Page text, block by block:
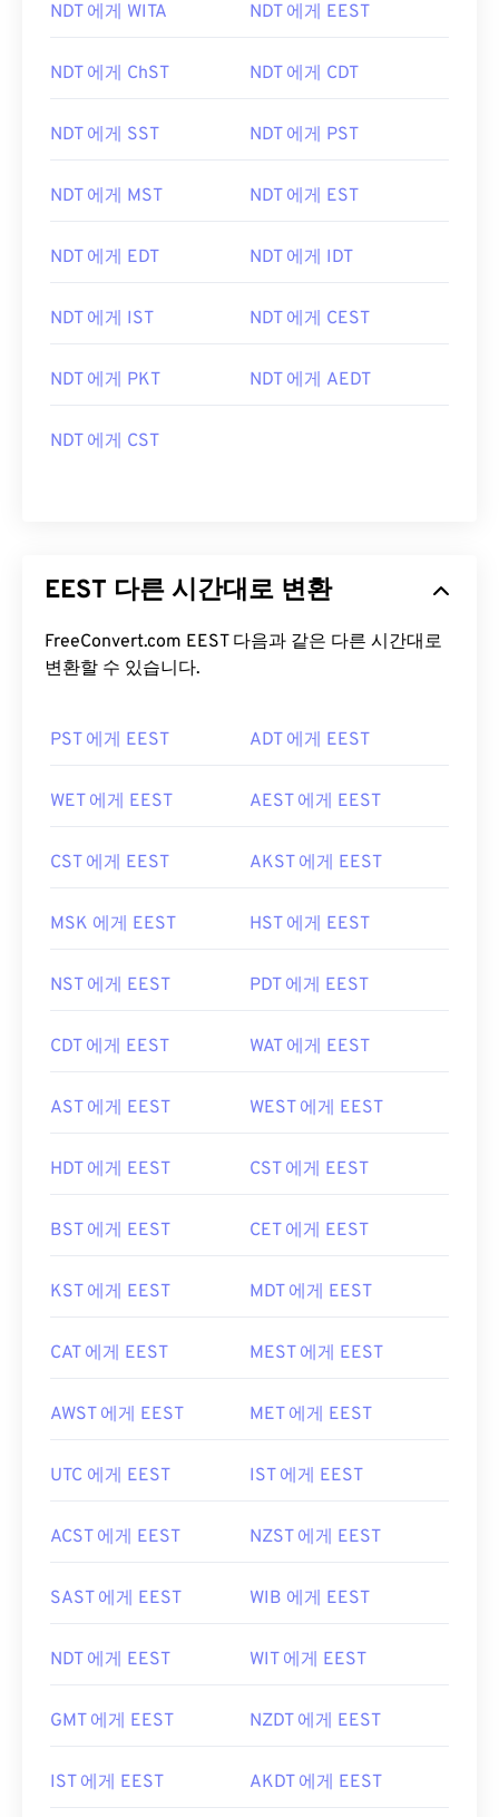
NDT 에게 WITA NDT 에게 EEST
NDT 에게 ChST NDT 에게 CDT
NDT 에게 SST NDT 에게 PST
NDT 에게 MST NDT 에게 EST
NDT 에게 EDT NDT 에게 IDT
NDT 에게 IST NDT 에게 CEST
NDT 에게 PKT NDT 에게 AEDT
NDT 에게 CST
EEST 다른 시간대로 변환
FreeConvert.com EEST 다음과 같은 다른 시간대로
변환할 수 있습니다.
PST 에게 EEST ADT 에게 EEST
WET 에게 EEST AEST 에게 EEST
CST 에게 EEST AKST 에게 EEST
MSK 에게 EEST HST 에게 EEST
NST 에게 EEST PDT 에게 EEST
CDT 에게 EEST WAT 에게 EEST
AST 에게 EEST WEST 에게 EEST
HDT 에게 EEST CST 에게 EEST
BST 에게 EEST CET 에게 EEST
KST 에게 EEST MDT 에게 EEST
CAT 에게 EEST MEST 에게 EEST
AWST 에게 EEST MET 에게 EEST
UTC 에게 EEST IST 에게 EEST
ACST 에게 EEST NZST 에게 EEST
SAST 에게 EEST WIB 에게 EEST
NDT 에게 EEST WIT 에게 EEST
GMT 에게 EEST NZDT 에게 EEST
IST 에게 EEST AKDT 에게 EEST